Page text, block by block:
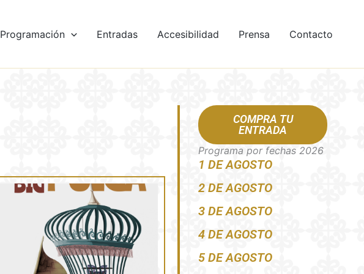
Programación Entradas Accesibilidad Prensa Contacto
COMPRA TU
ENTRADA
Programa por fechas 2026
1 DE AGOSTO
2 DE AGOSTO
3 DE AGOSTO
4 DE AGOSTO
5 DE AGOSTO